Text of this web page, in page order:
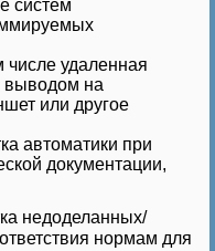
систем
числе удаленная
выводом на
или другое
автоматики при
документации,
недоделанных/
нормам для